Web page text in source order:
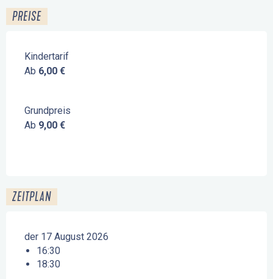
PREISE
Kindertarif
Ab 6,00 €
Grundpreis
Ab 9,00 €
ZEITPLAN
der 17 August 2026
16:30
18:30